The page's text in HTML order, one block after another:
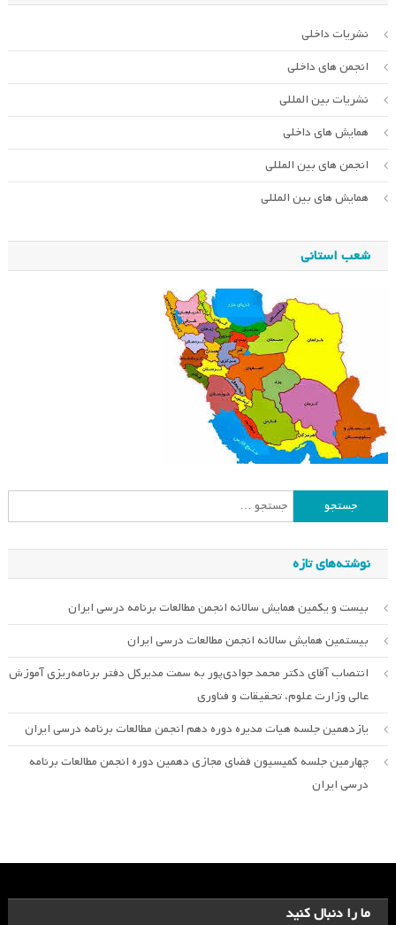
نشریات داخلی
انجمن های داخلی
نشریات بین المللی
همایش های داخلی
انجمن های بین المللی
همایش های بین المللی
شعب استانی
جستجو
برای:
نوشته‌های تازه
بیست و یکمین همایش سالانه انجمن مطالعات برنامه درسی ایران
بیستمین همایش سالانه انجمن مطالعات درسی ایران
انتصاب آقای دکتر محمد جوادی‌پور به سمت مدیرکل دفتر برنامه‌ریزی آموزش
عالی وزارت علوم، تحقیقات و فناوری
یازدهمین جلسه هیات مدیره دوره دهم انجمن مطالعات برنامه درسی ایران
چهارمین جلسه کمیسیون فضای مجازی دهمین دوره انجمن مطالعات برنامه
درسی ایران
ما را دنبال کنید